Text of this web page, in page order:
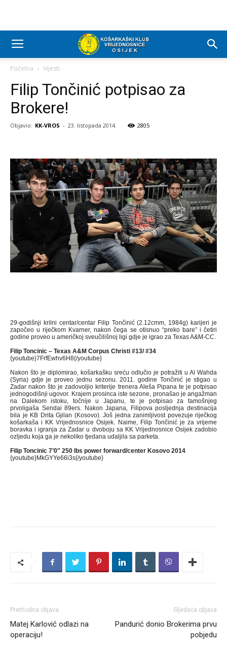
Početna Vijesti
Filip Tončinić potpisao za
Brokere!
Objavio: KK-VROS - 23. listopada 2014. 2805
29-godišnji krilni centar/centar Filip Tončinić (2.12cmm, 1984g) karijeri je
započeo u riječkom Kvarner, nakon čega se otisnuo “preko bare” i četiri
godine proveo u američkoj sveučilišnoj ligi gdje je igrao za Texas A&M-CC.
Filip Toncinic – Texas A&M Corpus Christi #13/ #34
{youtube}7FrfEwhv6H8{/youtube}
Nakon što je diplomirao, košarkašku sreću odlučio je potražiti u Al Wahda
(Syria) gdje je proveo jednu sezonu. 2011. godine Tončinić je stigao u
Zadar nakon što je zadovoljio kriterije trenera Aleša Pipana te je potpisao
jednogodišnji ugovor. Krajem prosinca iste sezone, pronašao je angažman
na Dalekom istoku, točnije u Japanu, te je potpisao za tamošnjeg
prvoligaša Sendai 89ers. Nakon Japana, Filipova posljednja destinacija
bila je KB Drita Gjilan (Kosovo). Još jedna zanimljivost povezuje riječkog
košarkaša i KK Vrijednosnice Osijek. Naime, Filip Tončinić je za vrijeme
boravka i igranja za Zadar u dvoboju sa KK Vrijednosnice Osijek zadobio
ozljedu koja ga je nekoliko tjedana udaljila sa parketa.
Filip Toncinic 7’0″ 250 lbs power forward/center Kosovo 2014
{youtube}MkGYYe66i3s{/youtube}
Prethodna objava
Matej Karlović odlazi na
operaciju!
Sljedeća objava
Pandurić donio Brokerima prvu
pobjedu